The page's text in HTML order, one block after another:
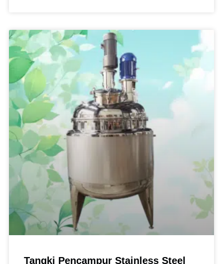
Tangki Pencampur Stainless Steel